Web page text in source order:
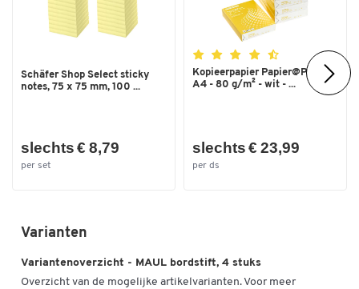
Schäfer Shop Select sticky
notes, 75 x 75 mm, 100 ...
slechts € 8,79
per set
Kopieerpapier Papier@Print -
A4 - 80 g/m² - wit - ...
slechts € 23,99
per ds
Varianten
Variantenoverzicht - MAUL bordstift, 4 stuks
Overzicht van de mogelijke artikelvarianten. Voor meer